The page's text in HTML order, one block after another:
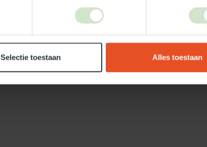
Selectie toestaan Alles toestaan